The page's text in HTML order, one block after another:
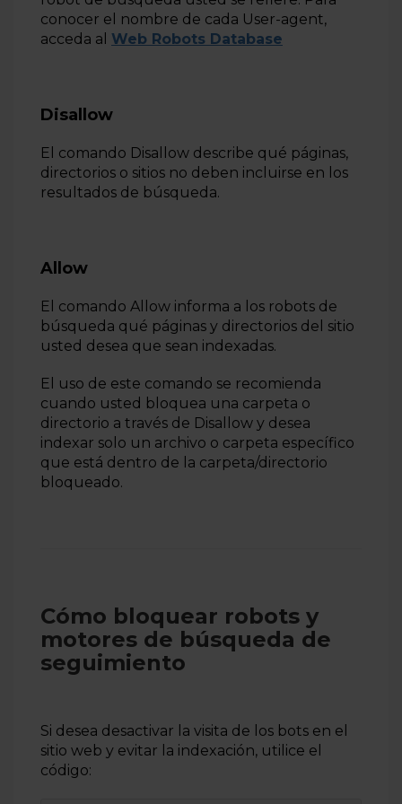
conocer el nombre de cada User-agent,
acceda al Web Robots Database
Disallow
El comando Disallow describe qué páginas,
directorios o sitios no deben incluirse en los
resultados de búsqueda.
Allow
El comando Allow informa a los robots de
búsqueda qué páginas y directorios del sitio
usted desea que sean indexadas.
El uso de este comando se recomienda
cuando usted bloquea una carpeta o
directorio a través de Disallow y desea
indexar solo un archivo o carpeta específico
que está dentro de la carpeta/directorio
bloqueado.
Cómo bloquear robots y
motores de búsqueda de
seguimiento
Si desea desactivar la visita de los bots en el
sitio web y evitar la indexación, utilice el
código: